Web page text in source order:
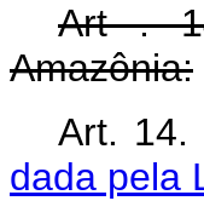
Art .
Amazônia:
Art.
dada pela